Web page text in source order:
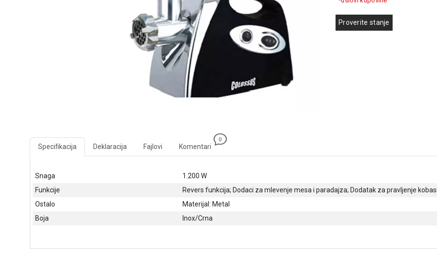
Proverite stanje
Specifikacija Deklaracija Fajlovi Komentari
0
Snaga
1.200 W
Funkcije
Revers funkcija; Dodaci za mlevenje mesa i paradajza; Dodatak za pravljenje
Ostalo
Materijal: Metal
Boja
Inox/Crna